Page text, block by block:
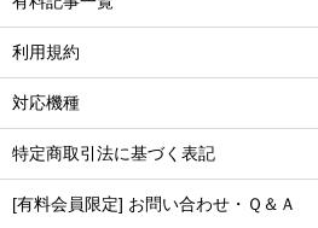
利用規約
対応機種
特定商取引法に基づく表記
[有料会員限定] お問い合わせ・Ｑ＆Ａ